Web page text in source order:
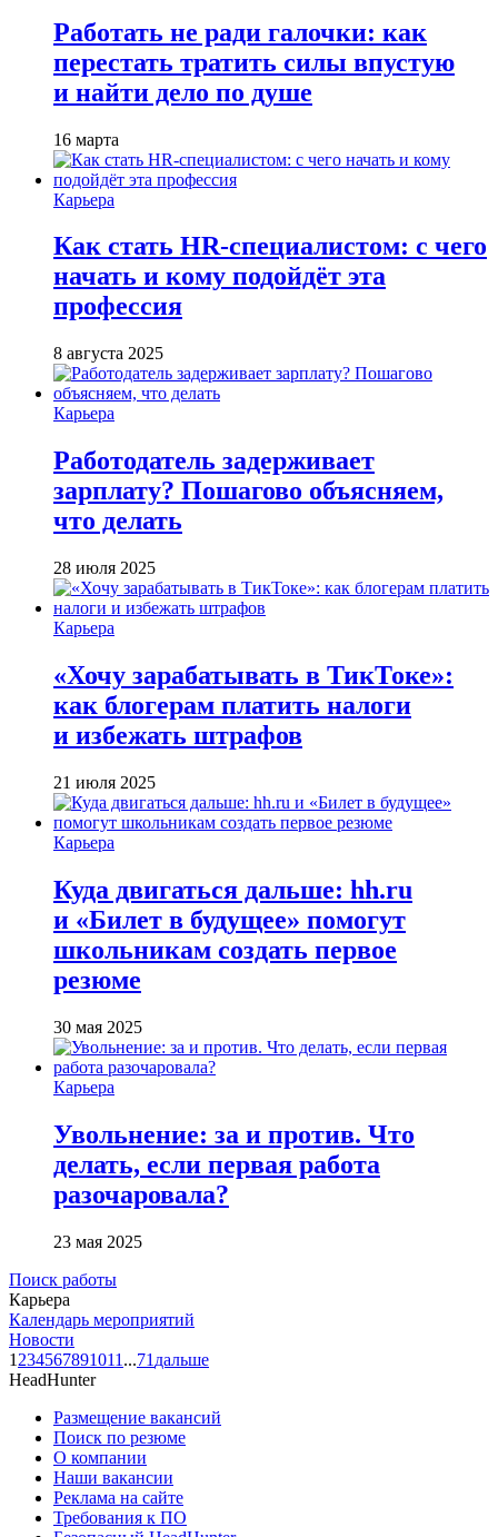
Работать не ради галочки: как
перестать тратить силы впустую
и найти дело по душе
16 марта
Карьера
Как стать HR-специалистом: с чего
начать и кому подойдёт эта
профессия
8 августа 2025
Карьера
Работодатель задерживает
зарплату? Пошагово объясняем,
что делать
28 июля 2025
Карьера
«Хочу зарабатывать в ТикТоке»:
как блогерам платить налоги
и избежать штрафов
21 июля 2025
Карьера
Куда двигаться дальше: hh.ru
и «Билет в будущее» помогут
школьникам создать первое
резюме
30 мая 2025
Карьера
Увольнение: за и против. Что
делать, если первая работа
разочаровала?
23 мая 2025
Поиск работы
Карьера
Календарь мероприятий
Новости
1 234567891011 ...71 дальше
HeadHunter
Размещение вакансий
Поиск по резюме
О компании
Наши вакансии
Реклама на сайте
Требования к ПО